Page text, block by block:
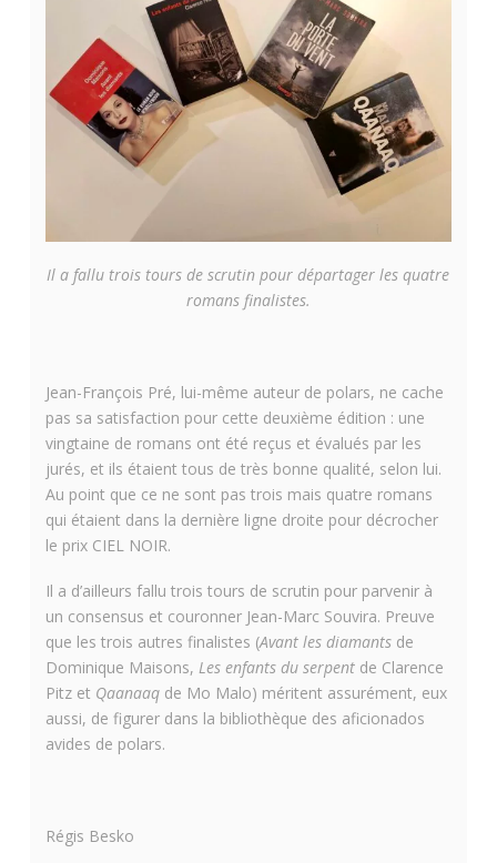
Il a fallu trois tours de scrutin pour départager les quatre
romans finalistes.
Jean-François Pré, lui-même auteur de polars, ne cache
pas sa satisfaction pour cette deuxième édition : une
vingtaine de romans ont été reçus et évalués par les
jurés, et ils étaient tous de très bonne qualité, selon lui.
Au point que ce ne sont pas trois mais quatre romans
qui étaient dans la dernière ligne droite pour décrocher
le prix CIEL NOIR.
Il a d’ailleurs fallu trois tours de scrutin pour parvenir à
un consensus et couronner Jean-Marc Souvira. Preuve
que les trois autres finalistes (Avant les diamantsde
Dominique Maisons, Les enfants du serpentde Clarence
Pitz et Qaanaaqde Mo Malo) méritent assurément, eux
aussi, de figurer dans la bibliothèque des aficionados
avides de polars.
Régis Besko